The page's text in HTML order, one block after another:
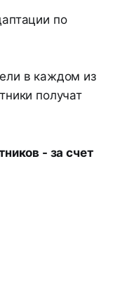
по
в каждом из
получат
- за счет